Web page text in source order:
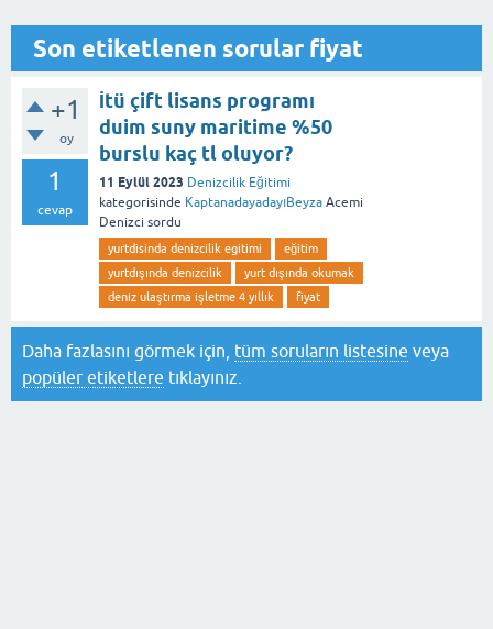
Son etiketlenen sorular fiyat
+1
oy
1
cevap
İtü çift lisans programı
duim suny maritime %50
burslu kaç tl oluyor?
11 Eylül 2023 Denizcilik Eğitimi
kategorisinde KaptanadayadayıBeyza Acemi
Denizci sordu
yurtdisinda denizcilik egitimi
eğitim
yurtdışında denizcilik
yurt dışında okumak
deniz ulaştırma işletme 4 yıllık
fiyat
Daha fazlasını görmek için, tüm soruların listesine veya
popüler etiketlere tıklayınız.